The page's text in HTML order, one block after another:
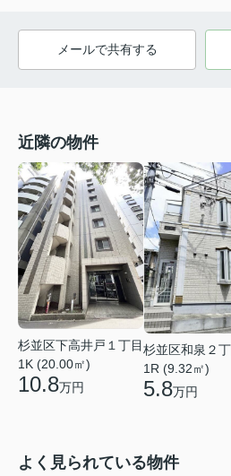
メールで共有する
近隣の物件
杉並区下高井戸１丁目
1K (20.00㎡)
10.8万円
杉並区和泉２
1R (9.32㎡)
5.8万円
よく見られている物件